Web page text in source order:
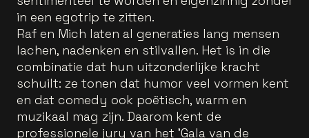
in een egotrip te zitten.
Raf en Mich laten al generaties lang mensen
lachen, nadenken en stilvallen. Het is in die
combinatie dat hun uitzonderlijke kracht
schuilt: ze tonen dat humor veel vormen kent
en dat comedy ook poëtisch, warm en
muzikaal mag zijn. Daarom kent de
professionele jury van het 'Gala van de